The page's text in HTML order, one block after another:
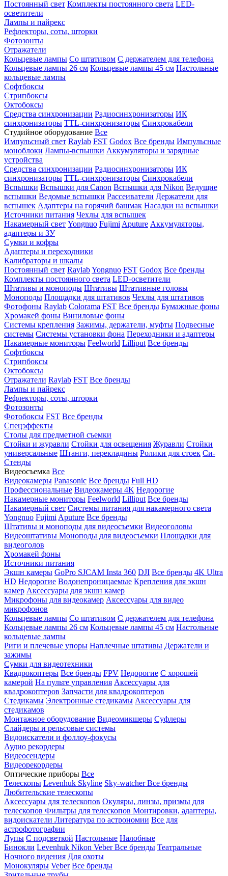
Постоянный свет Комплекты постоянного света LED-
осветители
Лампы и пайрекс
Рефлекторы, соты, шторки
Фотозонты
Отражатели
Кольцевые лампы Со штативом С держателем для телефона
Кольцевые лампы 26 см Кольцевые лампы 45 см Настольные
кольцевые лампы
Софтбоксы
Стрипбоксы
Октобоксы
Средства синхронизации Радиосинхронизаторы ИК
синхронизаторы TTL-синхронизаторы Синхрокабели
Студийное оборудование Все
Импульсный свет Raylab FST Godox Все бренды Импульсные
моноблоки Лампы-вспышки Аккумуляторы и зарядные
устройства
Средства синхронизации Радиосинхронизаторы ИК
синхронизаторы TTL-синхронизаторы Синхрокабели
Вспышки Вспышки для Canon Вспышки для Nikon Ведущие
вспышки Ведомые вспышки Рассеиватели Держатели для
вспышек Адаптеры на горячий башмак Насадки на вспышки
Источники питания Чехлы для вспышек
Накамерный свет Yongnuo Fujimi Aputure Аккумуляторы,
адаптеры и ЗУ
Сумки и кофры
Адаптеры и переходники
Калибраторы и шкалы
Постоянный свет RaylabYongnuo FST Godox Все бренды
Комплекты постоянного света LED-осветители
Штативы и моноподы Штативы Штативные головы
Моноподы Площадки для штативов Чехлы для штативов
Фотофоны Raylab Colorama FST Все бренды Бумажные фоны
Хромакей фоны Виниловые фоны
Системы крепления Зажимы, держатели, муфты Подвесные
системы Системы установки фона Переходники и адаптеры
Накамерные мониторы Feelworld Lilliput Все бренды
Софтбоксы
Стрипбоксы
Октобоксы
Отражатели Raylab FST Все бренды
Лампы и пайрекс
Рефлекторы, соты, шторки
Фотозонты
Фотобоксы FST Все бренды
Спецэффекты
Столы для предметной съемки
Стойки и журавли Стойки для освещения Журавли Стойки
универсальные Штанги, перекладины Ролики для стоек Си-
Стенды
Видеосъемка Все
Видеокамеры Panasonic Все бренды Full HD
Профессиональные Видеокамеры 4K Недорогие
Накамерные мониторы Feelworld Lilliput Все бренды
Накамерный свет Системы питания для накамерного света
Yongnuo Fujimi Aputure Все бренды
Штативы и моноподы для видеосъемки Видеоголовы
Видеоштативы Моноподы для видеосъемки Площадки для
видеоголов
Хромакей фоны
Источники питания
Экшн камеры GoPro SJCAM Insta 360 DJI Все бренды 4K Ultra
HD Недорогие Водонепроницаемые Крепления для экшн
камер Аксессуары для экшн камер
Микрофоны для видеокамер Аксессуары для видео
микрофонов
Кольцевые лампы Со штативом C держателем для телефона
Кольцевые лампы 26 см Кольцевые лампы 45 см Настольные
кольцевые лампы
Риги и плечевые упоры Наплечные штативы Держатели и
зажимы
Сумки для видеотехники
Квадрокоптеры Все бренды FPV Недорогие С хорошей
камерой На пульте управления Аксессуары для
квадрокоптеров Запчасти для квадрокоптеров
Стедикамы Электронные стедикамы Аксессуары для
стедикамов
Монтажное оборудование Видеомикшеры Суфлеры
Слайдеры и рельсовые системы
Видоискатели и фоллоу-фокусы
Аудио рекордеры
Видеосендеры
Видеорекордеры
Оптические приборы Все
Телескопы Levenhuk Skyline Sky-watcherВсе бренды
Любительские телескопы
Аксессуары для телескопов Окуляры, линзы, призмы для
телескопов Фильтры для телескопов Монтировки, адаптеры,
видоискатели Литература по астрономии Все для
астрофотографии
Лупы С подсветкой Настольные Налобные
Бинокли Levenhuk Nikon VeberВсе бренды Театральные
Ночного видения Для охоты
Монокуляры Veber Все бренды